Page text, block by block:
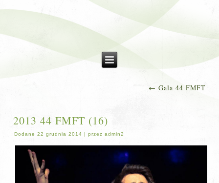
← Gala 44 FMFT
2013 44 FMFT (16)
Dodane 22 grudnia 2014 |przez admin2